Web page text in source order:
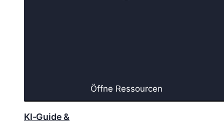
Öffne Ressourcen
KI-Guide &